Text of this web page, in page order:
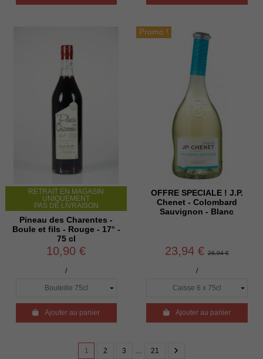
RETRAIT EN MAGASIN
UNIQUEMENT
PAS DE LIVRAISON
Pineau des Charentes -
Boule et fils - Rouge - 17° -
75 cl
10,90 €
/
Ajouter au panier
Promo !
OFFRE SPECIALE ! J.P.
Chenet - Colombard
Sauvignon - Blanc
23,94 € 26,94 €
/
Ajouter au panier
1 2 3 … 21